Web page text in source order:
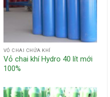
VỎ CHAI CHỨA KHÍ
Vỏ chai khí Hydro 40 lít mới
100%